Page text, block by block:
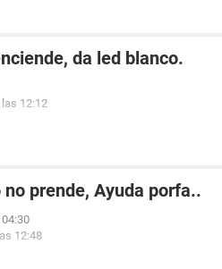
da led blanco.
12:12
prende, Ayuda porfa..
12:48